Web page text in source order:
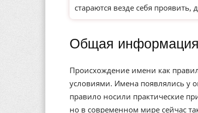
стараются везде себя
Общая
Происхождение имени как
условиями. Имена появлялись у
правило носили практические
но в современном мире сейчас